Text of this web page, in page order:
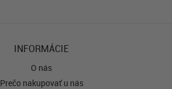
INFORMÁCIE
O nás
Prečo nakupovať u nás